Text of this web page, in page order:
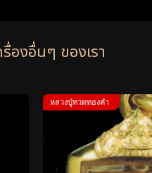
รื่องอื่นๆ ของเรา
หลวงปู่ทวดทองคำ